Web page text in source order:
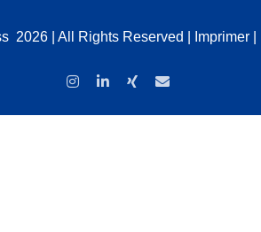
2026 | All Rights Reserved | Imprimer|
InstagramLinkedIn
Xing Email